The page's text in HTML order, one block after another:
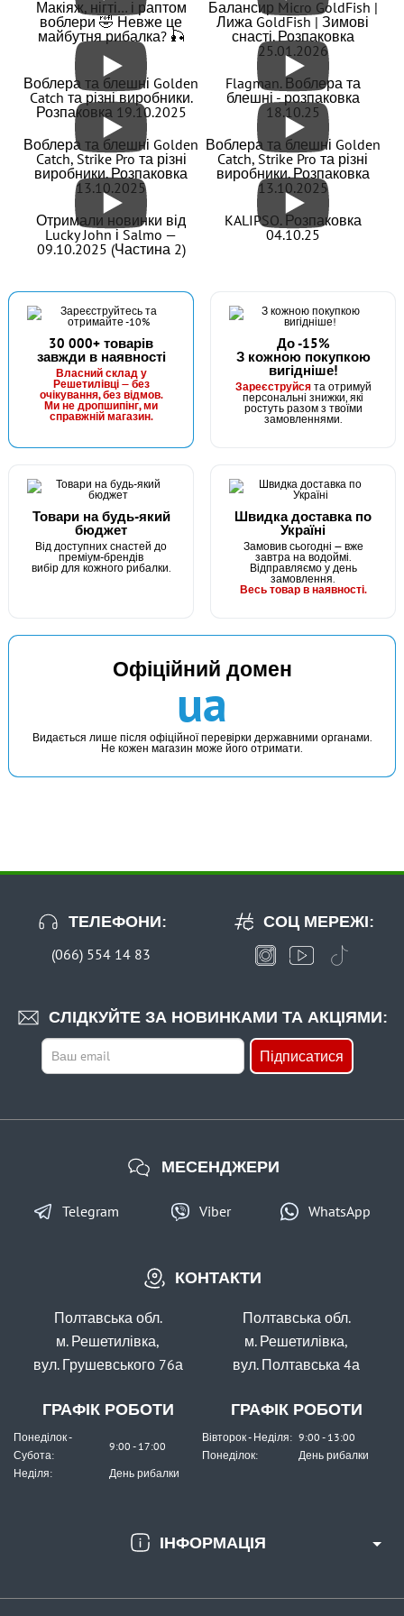
#С-20
В наявності
17 грн 8 шт.
КУПИТИ
Годівниця штамп. Напівкругла 20г
Макіяж, нігті… і раптом
воблери 🤣 Невже це
майбутня рибалка? 🎣
Балансир Micro GoldFish |
Лижа GoldFish | Зимові
снасті. Розпаковка
25.01.2026
Воблера та блешні Golden
Catch та різні виробники.
Розпаковка 19.10.2025
Flagman. Воблера та
блешні - розпаковка
18.10.25
Воблера та блешні Golden
Catch, Strike Pro та різні
виробники. Розпаковка
13.10.2025
Воблера та блешні Golden
Catch, Strike Pro та різні
виробники. Розпаковка
13.10.2025
Отримали новинки від
Lucky John і Salmo —
09.10.2025 (Частина 2)
KALIPSO. Розпаковка
04.10.25
30 000+ товарів
завжди в наявності
Власний склад у
Решетилівці — без
очікування, без відмов.
Ми не дропшипінг, ми
справжній магазин.
До -15%
З кожною покупкою
вигідніше!
Зареєструйсята отримуй
персональні знижки, які
ростуть разом з твоїми
замовленнями.
Товари на будь-який
бюджет
Від доступних снастей до
преміум-брендів
вибір для кожного рибалки.
Швидка доставка по
Україні
Замовив сьогодні — вже
завтра на водоймі.
Відправляємо у день
замовлення.
Весь товар в наявності.
Офіційний домен
ua
Видається лише після офіційної перевірки державними органами.
Не кожен магазин може його отримати.
ТЕЛЕФОНИ:
(066) 554 14 83
СЛІДКУЙТЕ ЗА НОВИНКАМИ ТА АКЦІЯМИ:
Підписатися
СОЦ МЕРЕЖІ:
ІНФОРМАЦІЯ
КОНТАКТИ
Полтавська обл.
м. Решетилівка,
вул. Грушевського 76а
ГРАФІК РОБОТИ
Понеділок -
Субота:
9:00 - 17:00
Неділя:
День рибалки
Полтавська обл.
м. Решетилівка,
вул. Полтавська 4а
ГРАФІК РОБОТИ
Вівторок - Неділя: 9:00 - 13:00
Понеділок:
День рибалки
МЕСЕНДЖЕРИ
Telegram Viber WhatsApp